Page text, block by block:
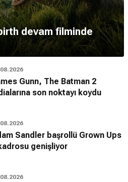
devam filminde
Gunn, The Batman 2
son noktayı koydu
Sandler başrollü Grown Ups
genişliyor